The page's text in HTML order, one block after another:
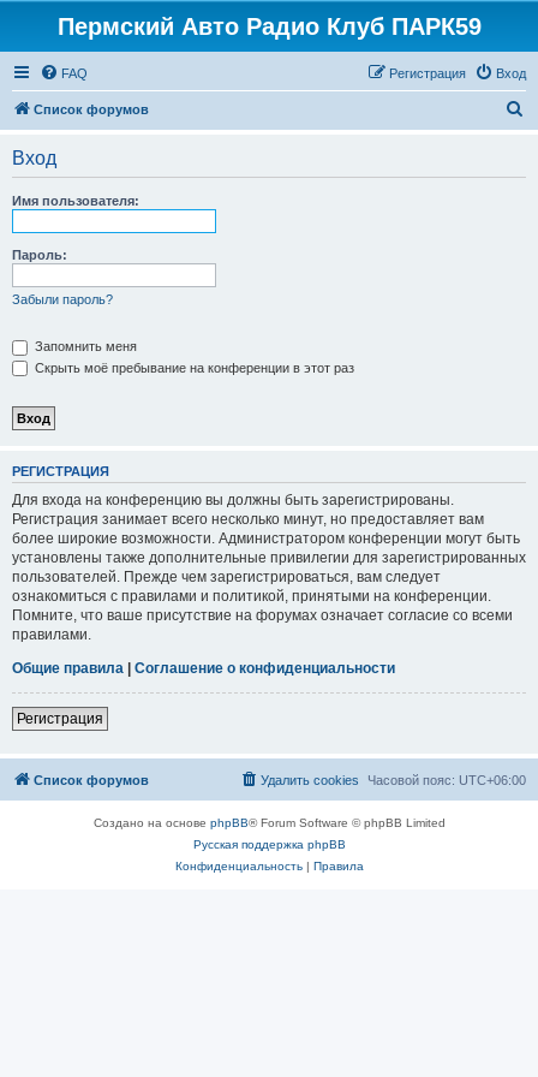
Пермский Авто Радио Клуб ПАРК59
FAQ Вход
Регистрация
Список форумов
Вход
Имя пользователя:
Пароль:
Забыли пароль?
Запомнить меня
Скрыть моё пребывание на конференции в этот раз
РЕГИСТРАЦИЯ
Для входа на конференцию вы должны быть зарегистрированы.
Регистрация занимает всего несколько минут, но предоставляет вам
более широкие возможности. Администратором конференции могут быть
установлены также дополнительные привилегии для зарегистрированных
пользователей. Прежде чем зарегистрироваться, вам следует
ознакомиться с правилами и политикой, принятыми на конференции.
Помните, что ваше присутствие на форумах означает согласие со всеми
правилами.
Общие правила | Соглашение о конфиденциальности
Регистрация
Список форумов Часовой пояс: UTC+06:00
Удалить cookies
Создано на основе phpBB® Forum Software © phpBB Limited
Русская поддержка phpBB
Конфиденциальность| Правила